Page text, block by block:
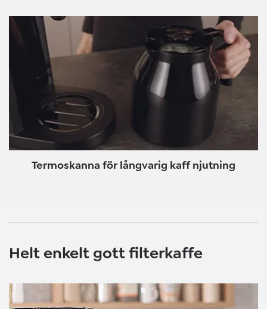
Termoskanna för långvarig kaff njutning
Helt enkelt gott filterkaffe